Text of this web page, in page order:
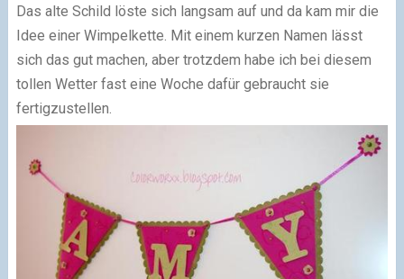
Das alte Schild löste sich langsam auf und da kam mir die
Idee einer Wimpelkette. Mit einem kurzen Namen lässt
sich das gut machen, aber trotzdem habe ich bei diesem
tollen Wetter fast eine Woche dafür gebraucht sie
fertigzustellen.